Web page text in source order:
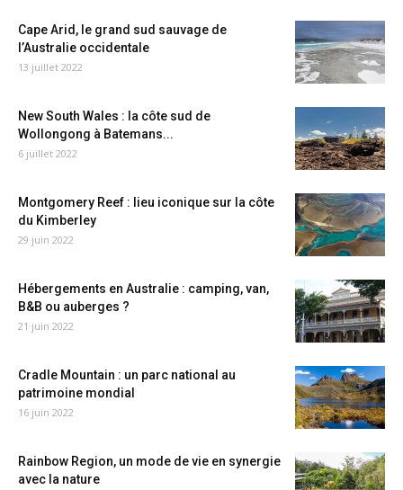
Cape Arid, le grand sud sauvage de
l’Australie occidentale
13 juillet 2022
New South Wales : la côte sud de
Wollongong à Batemans...
6 juillet 2022
Montgomery Reef : lieu iconique sur la côte
du Kimberley
29 juin 2022
Hébergements en Australie : camping, van,
B&B ou auberges ?
21 juin 2022
Cradle Mountain : un parc national au
patrimoine mondial
16 juin 2022
Rainbow Region, un mode de vie en synergie
avec la nature